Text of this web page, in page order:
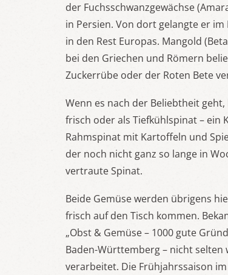
der Fuchsschwanzgewächse
in Persien. Von dort gelangte er
in den Rest Europas. Mangold
bei den Griechen und Römern
Zuckerrübe oder der Roten Bete
Wenn es nach der Beliebtheit
frisch oder als Tiefkühlspinat – ein
Rahmspinat mit Kartoffeln und
der noch nicht ganz so lange in
vertraute Spinat.
Beide Gemüse werden übrigens
frisch auf den Tisch kommen.
„Obst & Gemüse – 1000 gute
Baden-Württemberg – nicht
verarbeitet. Die Frühjahrssaison